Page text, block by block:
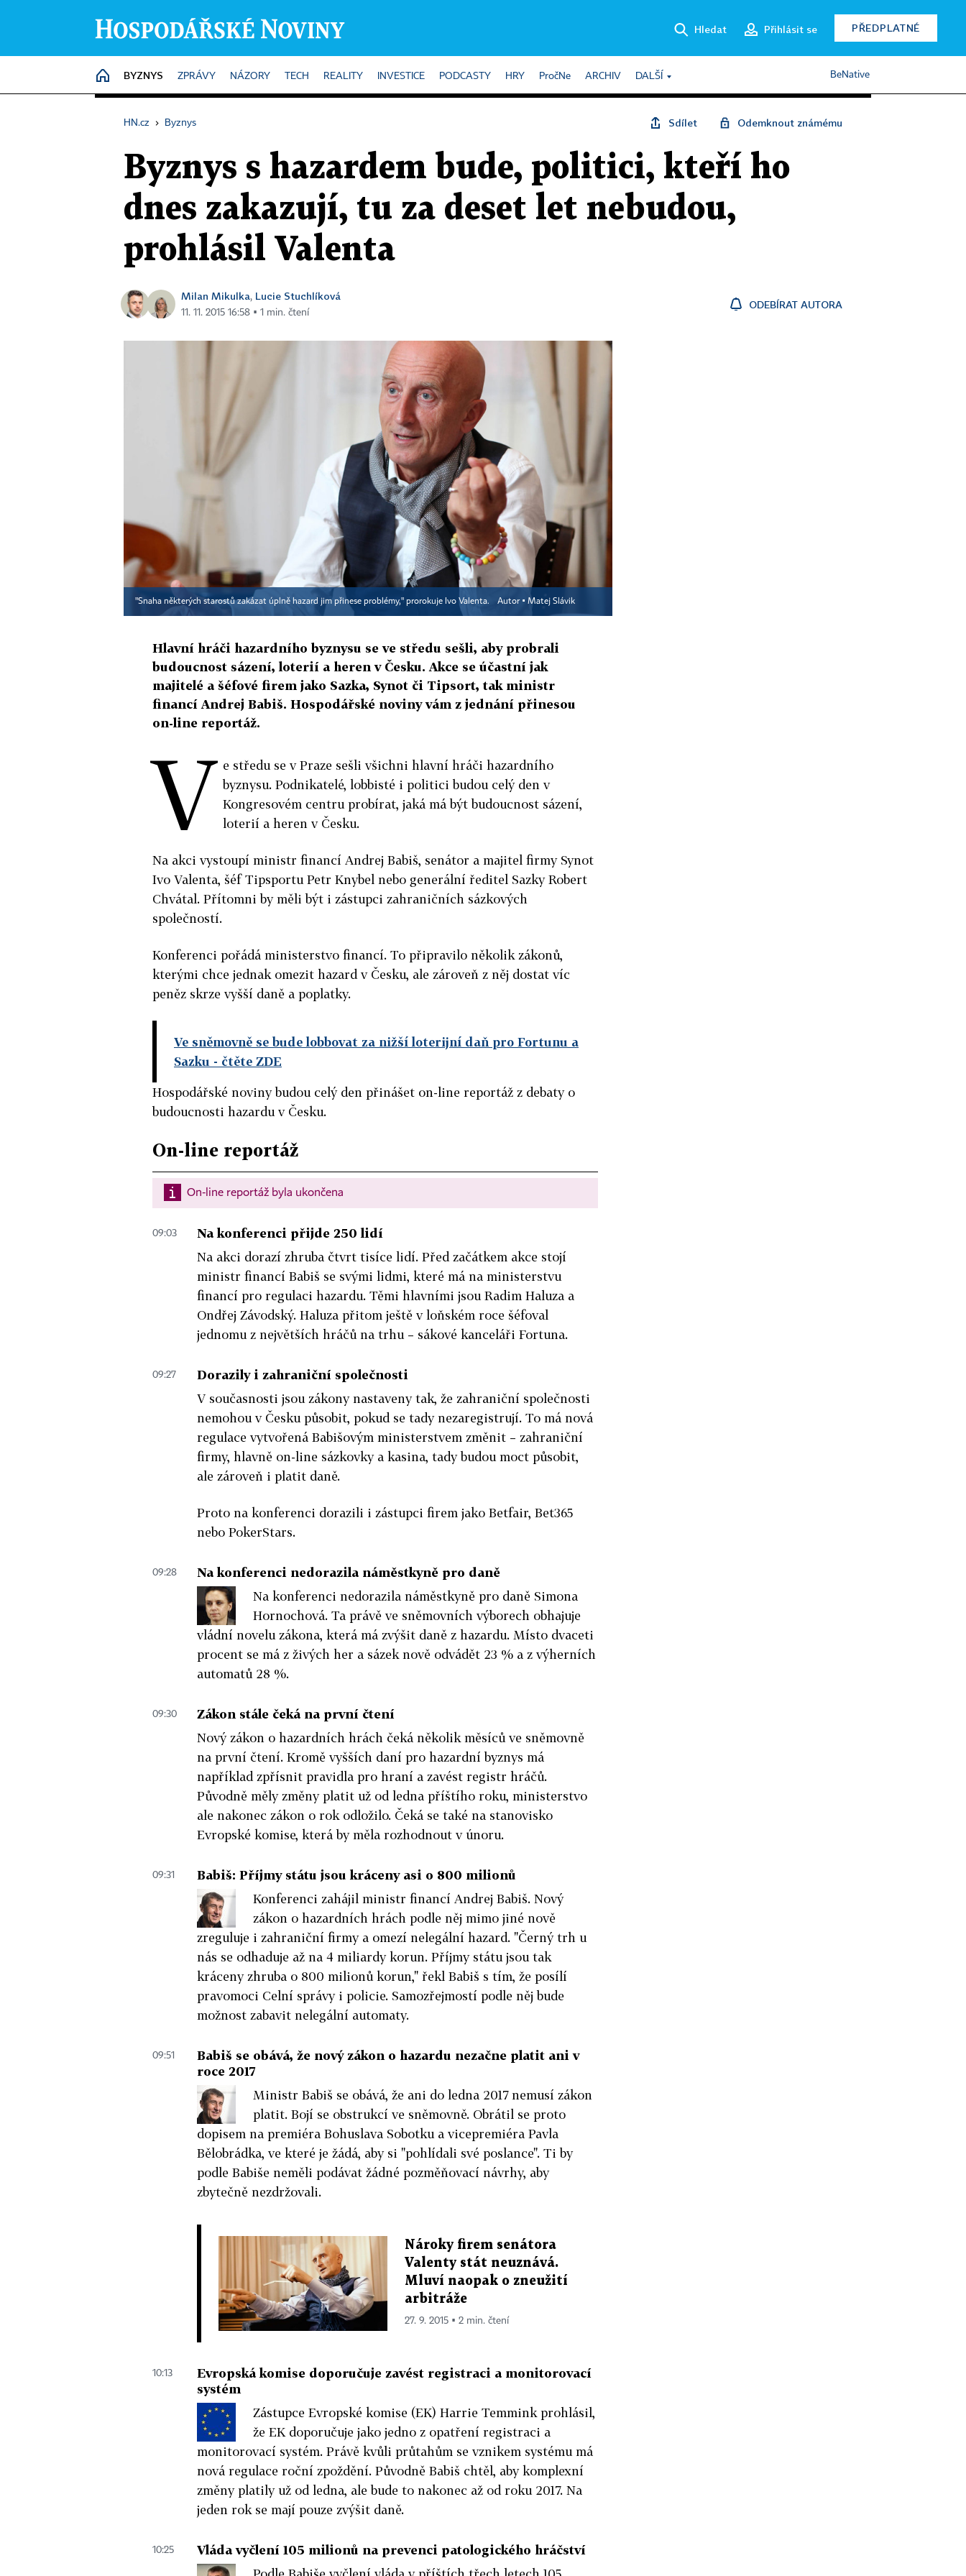
Hledat Přihlásit se PŘEDPLATNÉ
HOME
BYZNYS ZPRÁVY NÁZORY TECH REALITY INVESTICE PODCASTY HRY PročNe ARCHIV DALŠÍ BeNative
HN.cz › Byznys Sdílet Odemknout známému
Byznys s hazardem bude, politici, kteří ho
dnes zakazují, tu za deset let nebudou,
prohlásil Valenta
Milan Mikulka, Lucie Stuchlíková
11. 11. 2015 16:58 ▪ 1 min. čtení
ODEBÍRAT AUTORA
"Snaha některých starostů zakázat úplně hazard jim přinese problémy," prorokuje Ivo Valenta. Autor ▪ Matej Slávik
Hlavní hráči hazardního byznysu se ve středu sešli, aby probrali
budoucnost sázení, loterií a heren v Česku. Akce se účastní jak
majitelé a šéfové firem jako Sazka, Synot či Tipsort, tak ministr
financí Andrej Babiš. Hospodářské noviny vám z jednání přinesou
on-line reportáž.
V e středu se v Praze sešli všichni hlavní hráči hazardního
byznysu. Podnikatelé, lobbisté i politici budou celý den v
Kongresovém centru probírat, jaká má být budoucnost sázení,
loterií a heren v Česku.
Na akci vystoupí ministr financí Andrej Babiš, senátor a majitel firmy Synot
Ivo Valenta, šéf Tipsportu Petr Knybel nebo generální ředitel Sazky Robert
Chvátal. Přítomni by měli být i zástupci zahraničních sázkových
společností.
Konferenci pořádá ministerstvo financí. To připravilo několik zákonů,
kterými chce jednak omezit hazard v Česku, ale zároveň z něj dostat víc
peněz skrze vyšší daně a poplatky.
Ve sněmovně se bude lobbovat za nižší loterijní daň pro Fortunu a
Sazku - čtěte ZDE
Hospodářské noviny budou celý den přinášet on-line reportáž z debaty o
budoucnosti hazardu v Česku.
On-line reportáž
On-line reportáž byla ukončena
09:03
Na konferenci přijde 250 lidí
Na akci dorazí zhruba čtvrt tisíce lidí. Před začátkem akce stojí
ministr financí Babiš se svými lidmi, které má na ministerstvu
financí pro regulaci hazardu. Těmi hlavními jsou Radim Haluza a
Ondřej Závodský. Haluza přitom ještě v loňském roce šéfoval
jednomu z největších hráčů na trhu – sákové kanceláři Fortuna.
09:27
Dorazily i zahraniční společnosti
V současnosti jsou zákony nastaveny tak, že zahraniční společnosti
nemohou v Česku působit, pokud se tady nezaregistrují. To má nová
regulace vytvořená Babišovým ministerstvem změnit – zahraniční
firmy, hlavně on-line sázkovky a kasina, tady budou moct působit,
ale zároveň i platit daně.
Proto na konferenci dorazili i zástupci firem jako Betfair, Bet365
nebo PokerStars.
09:28
Na konferenci nedorazila náměstkyně pro daně
Na konferenci nedorazila náměstkyně pro daně Simona
Hornochová. Ta právě ve sněmovních výborech obhajuje
vládní novelu zákona, která má zvýšit daně z hazardu. Místo dvaceti
procent se má z živých her a sázek nově odvádět 23 % a z výherních
automatů 28 %.
09:30
Zákon stále čeká na první čtení
Nový zákon o hazardních hrách čeká několik měsíců ve sněmovně
na první čtení. Kromě vyšších daní pro hazardní byznys má
například zpřísnit pravidla pro hraní a zavést registr hráčů.
Původně měly změny platit už od ledna příštího roku, ministerstvo
ale nakonec zákon o rok odložilo. Čeká se také na stanovisko
Evropské komise, která by měla rozhodnout v únoru.
09:31
Babiš: Příjmy státu jsou kráceny asi o 800 milionů
Konferenci zahájil ministr financí Andrej Babiš. Nový
zákon o hazardních hrách podle něj mimo jiné nově
zreguluje i zahraniční firmy a omezí nelegální hazard. "Černý trh u
nás se odhaduje až na 4 miliardy korun. Příjmy státu jsou tak
kráceny zhruba o 800 milionů korun," řekl Babiš s tím, že posílí
pravomoci Celní správy i policie. Samozřejmostí podle něj bude
možnost zabavit nelegální automaty.
09:51
Babiš se obává, že nový zákon o hazardu nezačne platit ani v
roce 2017
Ministr Babiš se obává, že ani do ledna 2017 nemusí zákon
platit. Bojí se obstrukcí ve sněmovně. Obrátil se proto
dopisem na premiéra Bohuslava Sobotku a vicepremiéra Pavla
Bělobrádka, ve které je žádá, aby si "pohlídali své poslance". Ti by
podle Babiše neměli podávat žádné pozměňovací návrhy, aby
zbytečně nezdržovali.
Nároky firem senátora
Valenty stát neuznává.
Mluví naopak o zneužití
arbitráže
27. 9. 2015 ▪ 2 min. čtení
10:13
Evropská komise doporučuje zavést registraci a monitorovací
systém
Zástupce Evropské komise (EK) Harrie Temmink prohlásil,
že EK doporučuje jako jedno z opatření registraci a
monitorovací systém. Právě kvůli průtahům se vznikem systému má
nová regulace roční zpoždění. Původně Babiš chtěl, aby komplexní
změny platily už od ledna, ale bude to nakonec až od roku 2017. Na
jeden rok se mají pouze zvýšit daně.
10:25
Vláda vyčlení 105 milionů na prevenci patologického hráčství